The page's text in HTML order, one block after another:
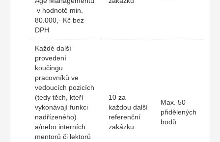
v hodnotě min.
80.000,- Kč bez
DPH
Každé další
provedení
koučingu
pracovníků ve
vedoucích pozicích
(tedy těch, kteří
vykonávají funkci
nadřízeného)
a/nebo interních
mentorů či lektorů
10 za
každou další
referenční
zakázku
Max. 50
přidělených
bodů